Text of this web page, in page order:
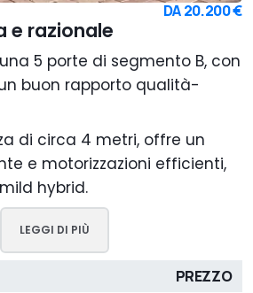
DA20.200 €
e razionale
5 porte di segmento B, con
buon rapporto qualità-
di circa 4 metri, offre un
e motorizzazioni efficienti,
hybrid.
LEGGI DI PIÙ
PREZZO